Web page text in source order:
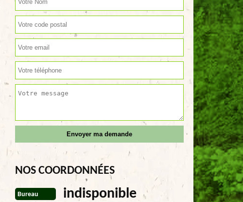
NOS COORDONNÉES
Bureau indisponible